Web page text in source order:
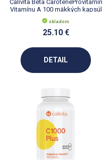
Calivita Beta CaroteneProvitamin
Vitamínu A 100 mäkkých kapsúl
skladom
25.10 €
DETAIL